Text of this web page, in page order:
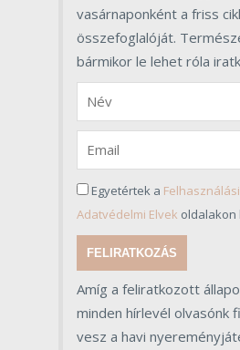
vasárnaponként a friss
összefoglalóját.
bármikor le lehet róla
Egyetértek a
Adatvédelmi Elvek oldalakon
FELIRATKOZÁS
Amíg a feliratkozott
minden hírlevél olvasónk
vesz a havi